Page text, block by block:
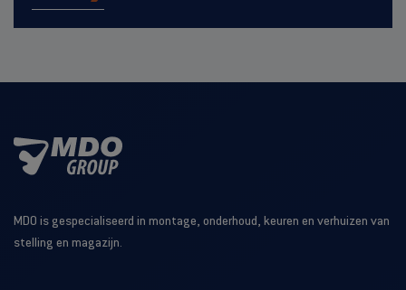
MDO is gespecialiseerd in montage, onderhoud, keuren en verhuizen van
stelling en magazijn.